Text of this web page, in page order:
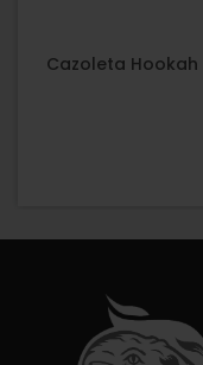
Cazoleta Hookah